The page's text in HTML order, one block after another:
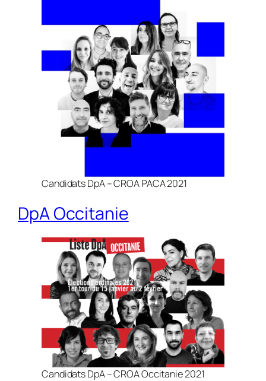
Candidats DpA – CROA PACA 2021
DpA Occitanie
Candidats DpA – CROA Occitanie 2021